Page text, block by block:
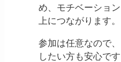
め、モチベーショ
上につながります。
参加は任意なので
したい方も安心で